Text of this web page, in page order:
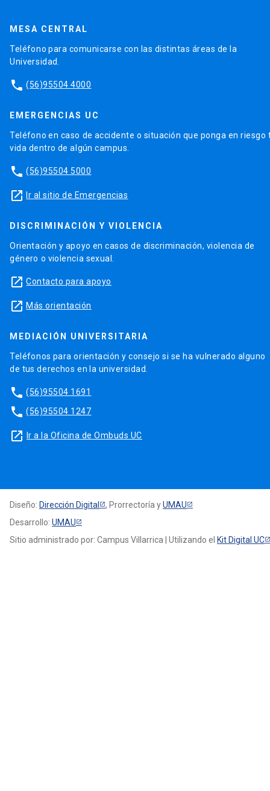
MESA CENTRAL
Teléfono para comunicarse con las distintas áreas de la
Universidad.
phone (56)95504 4000
EMERGENCIAS UC
Teléfono en caso de accidente o situación que ponga en riesgo
vida dentro de algún campus.
phone (56)95504 5000
launch Ir al sitio de Emergencias
DISCRIMINACIÓN Y VIOLENCIA
Orientación y apoyo en casos de discriminación, violencia de
género o violencia sexual.
launch Contacto para apoyo
launch Más orientación
MEDIACIÓN UNIVERSITARIA
Teléfonos para orientación y consejo si se ha vulnerado alguno
de tus derechos en la universidad.
phone (56)95504 1691
phone (56)95504 1247
launch Ir a la Oficina de Ombuds UC
Diseño: Dirección Digital , Prorrectoría yUMAU
Desarrollo: UMAU
Sitio administrado por: Campus Villarrica | Utilizando el Kit Digital UC